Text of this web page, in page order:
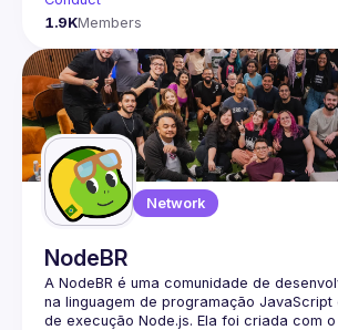
1.9KMembers
Network
NodeBR
A NodeBR é uma comunidade de
na linguagem de programação JavaScript
de execução Node.js. Ela foi criada com